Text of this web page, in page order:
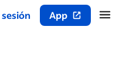
App